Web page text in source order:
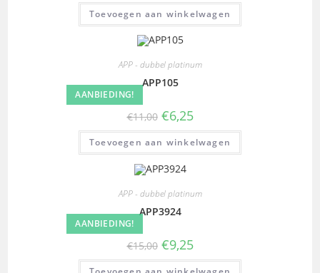
Toevoegen aan winkelwagen
AANBIEDING!
APP - dubbel platinum
APP105
€11,00 €6,25
Toevoegen aan winkelwagen
AANBIEDING!
APP - dubbel platinum
APP3924
€15,00 €9,25